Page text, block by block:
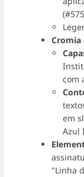
Cromia
com
em
Azul
"Linha